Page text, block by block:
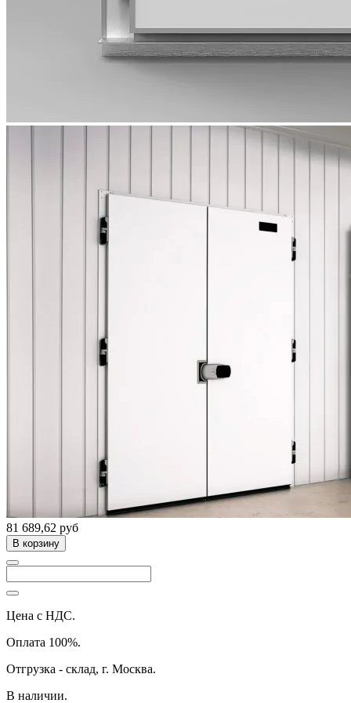
81 689,62 руб
В корзину
Цена с НДС.
Оплата 100%.
Отгрузка - склад, г. Москва.
В наличии.